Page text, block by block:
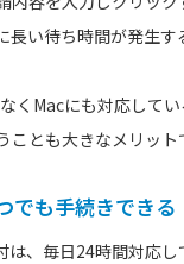
長い待ち時間が発生す
くMacにも対応してい
とも大きなメリット
も手続きできる
、毎日24時間対応し